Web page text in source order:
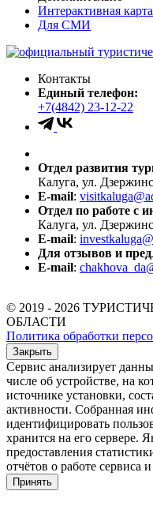
Интерактивная карта
Для СМИ
Контакты
Единый телефон:
+7(4842) 23-12-22
Отдел развития
Калуга, ул.
E-mail:
Отдел по работе с
Калуга, ул.
E-mail:
Для отзывов и
E-mail:
© 2019 - 2026
ОБЛАСТИ
Политика обработки
Закрыть
Сервис анализирует
числе об устройстве, на
источнике установки,
активности. Собранная
идентифицировать
хранится на его сервере.
предоставления
отчётов о работе сервиса
Принять